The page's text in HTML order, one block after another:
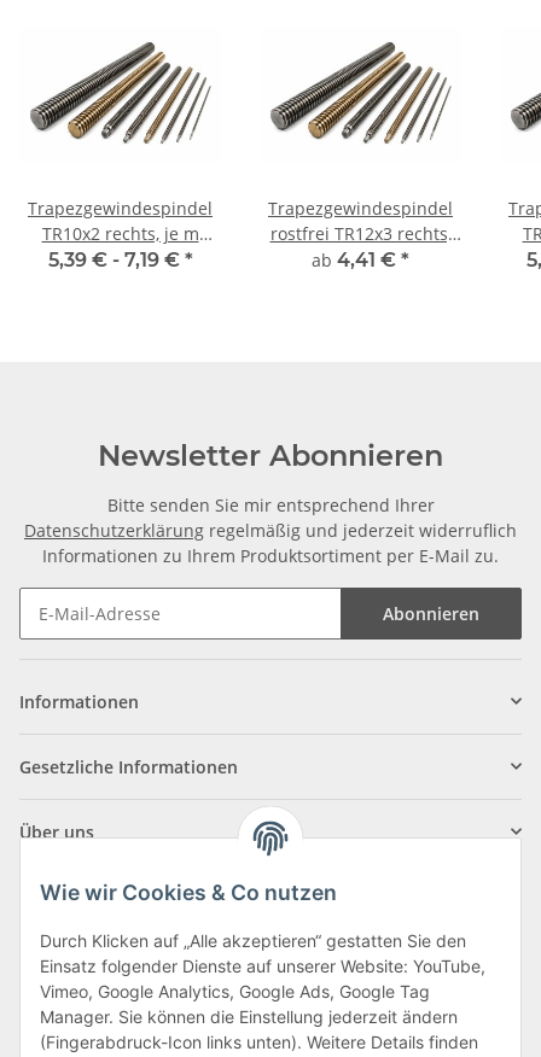
Trapezgewindespindel
TR10x2 rechts, je m
±2mm
5,39 € - 7,19 € *
Trapezgewindespindel
rostfrei TR12x3 rechts,
millimetergenauer
ab 4,41 € *
Newsletter Abonnieren
Bitte senden Sie mir entsprechend Ihrer
Datenschutzerklärung regelmäßig und jederzeit widerruflich
Informationen zu Ihrem Produktsortiment per E-Mail zu.
Abonnieren
Informationen
Gesetzliche Informationen
Über uns
Klagenfurter Straße 29
9556 Liebenfels
Wie wir Cookies & Co nutzen
Durch Klicken auf „Alle akzeptieren“ gestatten Sie den
Einsatz folgender Dienste auf unserer Website: YouTube,
Vimeo, Google Analytics, Google Ads, Google Tag
Manager. Sie können die Einstellung jederzeit ändern
(Fingerabdruck-Icon links unten). Weitere Details finden